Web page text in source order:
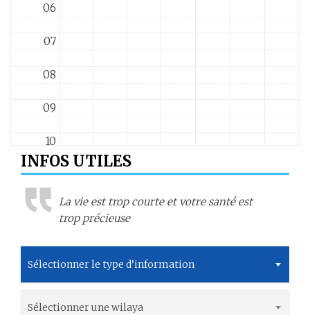
06
07
08
09
10
11
12
15
INFOS UTILES
La vie est trop courte et votre santé est
trop précieuse
Sélectionner le type d’information
Sélectionner une wilaya